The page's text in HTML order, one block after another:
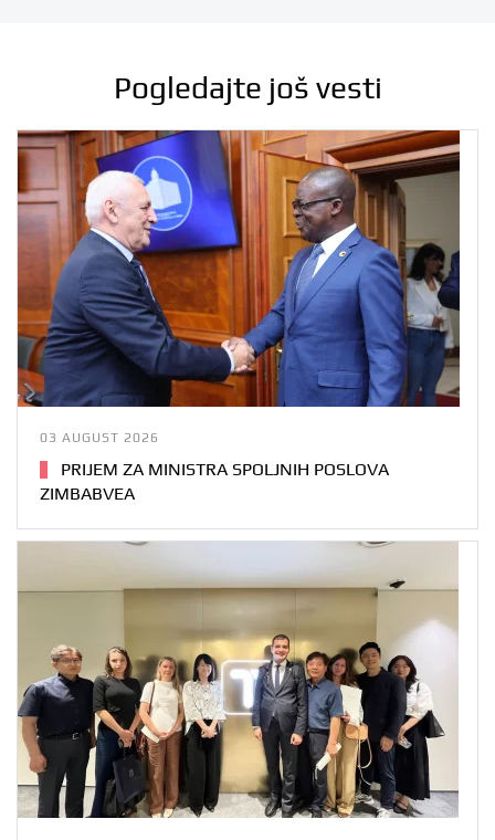
Pogledajte još vesti
03 AUGUST 2026
PRIJEM ZA MINISTRA SPOLJNIH POSLOVA
ZIMBABVEA